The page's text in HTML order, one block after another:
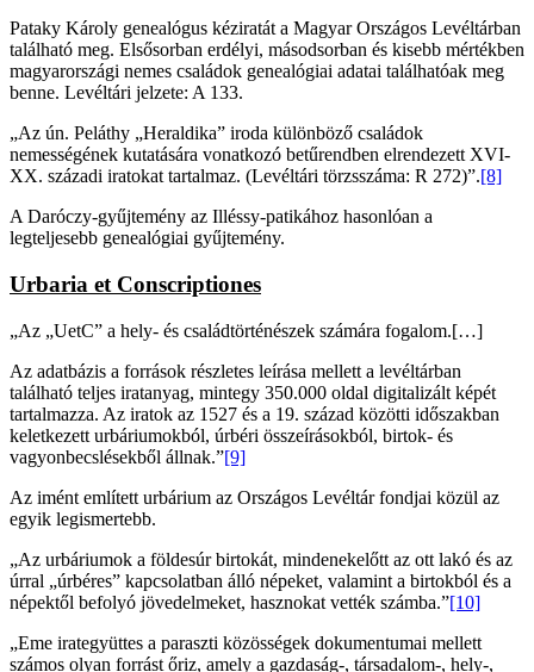
Pataky Károly genealógus kéziratát a Magyar Országos Levéltárban
található meg. Elsősorban erdélyi, másodsorban és kisebb mértékben
magyarországi nemes családok genealógiai adatai találhatóak meg
benne. Levéltári jelzete: A 133.
„Az ún. Peláthy „Heraldika” iroda különböző családok
nemességének kutatására vonatkozó betűrendben elrendezett XVI-
XX. századi iratokat tartalmaz. (Levéltári törzsszáma: R 272)”.[8]
A Daróczy-gyűjtemény az Illéssy-patikához hasonlóan a
legteljesebb genealógiai gyűjtemény.
Urbaria et Conscriptiones
„Az „UetC” a hely- és családtörténészek számára fogalom.[…]
Az adatbázis a források részletes leírása mellett a levéltárban
található teljes iratanyag, mintegy 350.000 oldal digitalizált képét
tartalmazza. Az iratok az 1527 és a 19. század közötti időszakban
keletkezett urbáriumokból, úrbéri összeírásokból, birtok- és
vagyonbecslésekből állnak.”[9]
Az imént említett urbárium az Országos Levéltár fondjai közül az
egyik legismertebb.
„Az urbáriumok a földesúr birtokát, mindenekelőtt az ott lakó és az
úrral „úrbéres” kapcsolatban álló népeket, valamint a birtokból és a
népektől befolyó jövedelmeket, hasznokat vették számba.”[10]
„Eme irategyüttes a paraszti közösségek dokumentumai mellett
számos olyan forrást őriz, amely a gazdaság-, társadalom-, hely-,